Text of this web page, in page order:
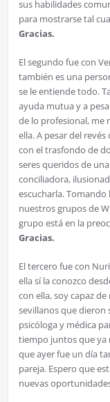
sus habilidades
para mostrarse tal
Gracias.
El segundo fue con
también es una
se le entiende todo.
ayuda mutua y a
de lo profesional, me
ella. A pesar del
con el trasfondo de
seres queridos de
conciliadora,
escucharla. Tomando
nuestros grupos de
grupo está en la
Gracias.
El tercero fue con
ella sí la conozco
con ella, soy capaz
sevillanos que
psicóloga y médica
tiempo juntos que ya
que ayer fue un día
pareja. Espero que
nuevas